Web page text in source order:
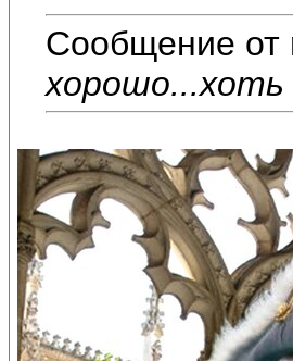
Сообщение от
хорошо...хоть